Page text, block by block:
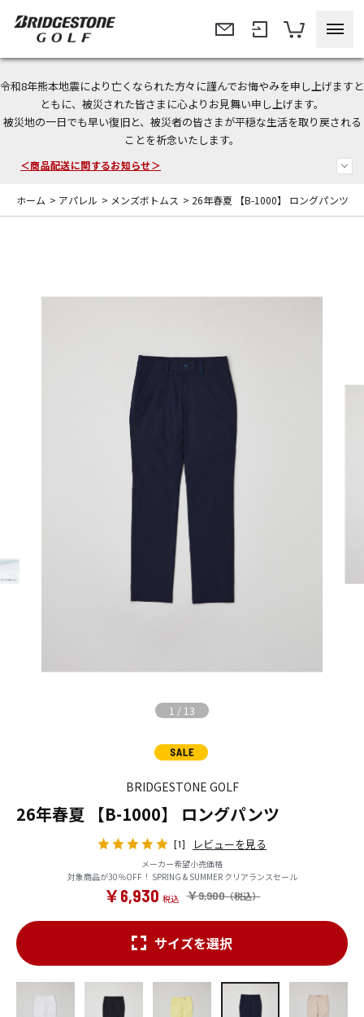
令和8年熊本地震により亡くなられた方々に謹んでお悔やみを申し上げますと
ともに、被災された皆さまに心よりお見舞い申し上げます。
被災地の一日でも早い復旧と、被災者の皆さまが平穏な生活を取り戻される
ことを祈念いたします。
今なら新規会員登録で1,000円OFFクーポンプレゼント！
＜商品配送に関するお知らせ＞
＜夏季休暇中のご注文・発送・お問い合わせ＞
ホーム > アパレル > メンズボトムス > 26年春夏 【B-1000】 ロングパンツ
1 / 13
BRIDGESTONE GOLF
26年春夏 【B-1000】 ロングパンツ
[1] レビューを見る
メーカー希望小売価格
対象商品が30％OFF！ SPRING & SUMMER クリアランスセール
￥9,900
￥6,930
サイズを選択